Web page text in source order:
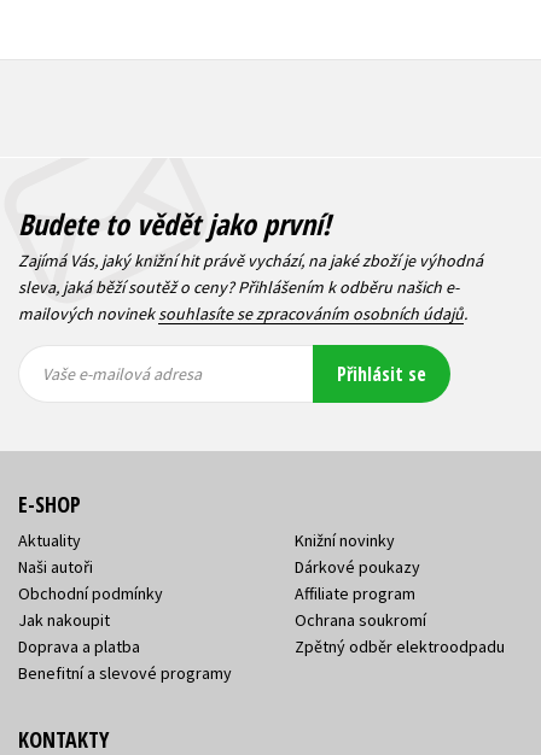
Budete to vědět jako první!
Zajímá Vás, jaký knižní hit právě vychází, na jaké zboží je výhodná
sleva, jaká běží soutěž o ceny? Přihlášením k odběru našich e-
mailových novineksouhlasíte se zpracováním osobních údajů.
mailová
mailová
Vaše e-mailová adresa Přihlásit se
E-SHOP
Aktuality
Naši autoři
Obchodní podmínky
Jak nakoupit
Doprava a platba
Benefitní a slevové programy
Knižní novinky
Dárkové poukazy
Affiliate program
Ochrana soukromí
Zpětný odběr elektroodpadu
KONTAKTY